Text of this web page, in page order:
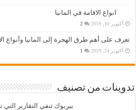
انواع الاقامة في المانيا
أكتوبر 10, 2019 2
تعرف على أهم طرق الهجرة إلى المانيا وأنواع
أكتوبر 24, 2019 1
تدوينات من تصنيف
بيربوك تنفي التقارير